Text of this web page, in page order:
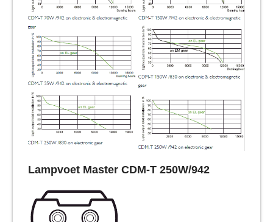
Lampvoet Master CDM-T 250W/942